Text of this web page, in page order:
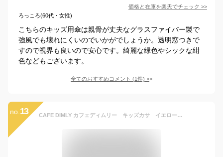
価格と在庫を楽天でチェック >>
ろっころ(60代・女性)
こちらのキッズ用傘は親骨が丈夫なグラスファイバー製で
強風でも壊れにくいのでいかがでしょうか。透明窓つきで
すので視界も良いので安心です。綺麗な緑色やシックな紺
色などもございます。
全てのおすすめコメント (1件) >
no. 13 CAFE DIMLY カフェディムリー キッズカサ イエロー 55CM 子供傘 キッズ カサ 子供 傘 レインボーカサ レインボー傘ジャンプタイプ 軽くて折れにくいグラスファイバー骨使用 安心設計 視界良好透明窓安全 軽量 頑丈 男女兼用